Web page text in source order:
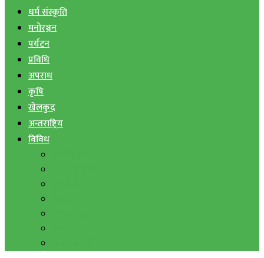
धर्म संस्कृति
मनोरञ्जन
पर्यटन
प्रविधि
अपराध
कृषि
खेलकुद
अन्तराष्ट्रिय
विविध